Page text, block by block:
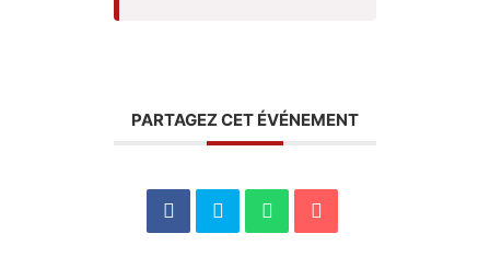
PARTAGEZ CET ÉVÉNEMENT